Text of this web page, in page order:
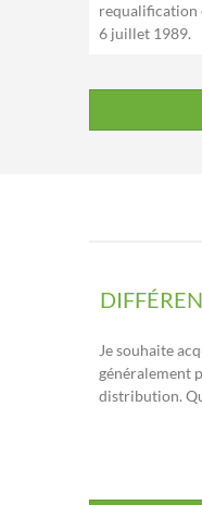
requalification
6 juillet 1989.
Je souhaite
généralement
distribution.